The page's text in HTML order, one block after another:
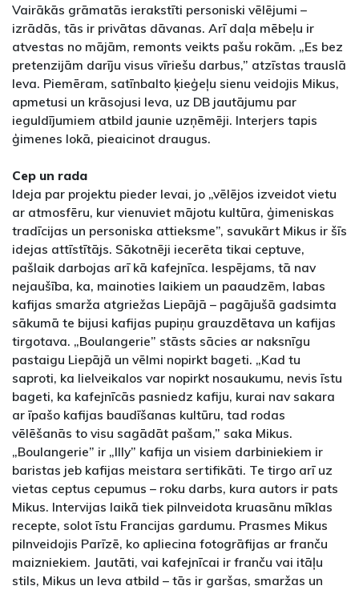
Vairākās grāmatās ierakstīti personiski vēlējumi –
izrādās, tās ir privātas dāvanas. Arī daļa mēbeļu ir
atvestas no mājām, remonts veikts pašu rokām. „Es bez
pretenzijām darīju visus vīriešu darbus,” atzīstas trauslā
Ieva. Piemēram, satīnbalto ķieģeļu sienu veidojis Mikus,
apmetusi un krāsojusi Ieva, uz DB jautājumu par
ieguldījumiem atbild jaunie uzņēmēji. Interjers tapis
ģimenes lokā, pieaicinot draugus.
Cep un rada
Ideja par projektu pieder Ievai, jo „vēlējos izveidot vietu
ar atmosfēru, kur vienuviet mājotu kultūra, ģimeniskas
tradīcijas un personiska attieksme”, savukārt Mikus ir šīs
idejas attīstītājs. Sākotnēji iecerēta tikai ceptuve,
pašlaik darbojas arī kā kafejnīca. Iespējams, tā nav
nejaušība, ka, mainoties laikiem un paaudzēm, labas
kafijas smarža atgriežas Liepājā – pagājušā gadsimta
sākumā te bijusi kafijas pupiņu grauzdētava un kafijas
tirgotava. „Boulangerie” stāsts sācies ar naksnīgu
pastaigu Liepājā un vēlmi nopirkt bageti. „Kad tu
saproti, ka lielveikalos var nopirkt nosaukumu, nevis īstu
bageti, ka kafejnīcās pasniedz kafiju, kurai nav sakara
ar īpašo kafijas baudīšanas kultūru, tad rodas
vēlēšanās to visu sagādāt pašam,” saka Mikus.
„Boulangerie” ir „Illy” kafija un visiem darbiniekiem ir
baristas jeb kafijas meistara sertifikāti. Te tirgo arī uz
vietas ceptus cepumus – roku darbs, kura autors ir pats
Mikus. Intervijas laikā tiek pilnveidota kruasānu mīklas
recepte, solot īstu Francijas gardumu. Prasmes Mikus
pilnveidojis Parīzē, ko apliecina fotogrāfijas ar franču
maizniekiem. Jautāti, vai kafejnīcai ir franču vai itāļu
stils, Mikus un Ieva atbild – tās ir garšas, smaržas un